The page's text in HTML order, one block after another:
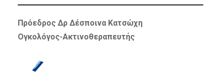
Πρόεδρος Δρ Δέσποινα Κατσώχη
Ογκολόγος-Ακτινοθεραπευτής